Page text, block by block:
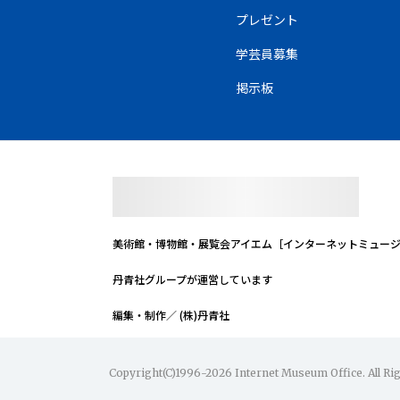
プレゼント
学芸員募集
掲示板
美術館・博物館・展覧会アイエム［インターネットミュージ
丹青社グループが運営しています
編集・制作／ (株)丹青社
Copyright(C)1996-2026 Internet Museum Office. All